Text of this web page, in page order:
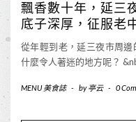
飄香數十年，延三
底子深厚，征服老
從年輕到老，延三夜市周
什麼令人著迷的地方呢？
MENU 美食誌 - by亭云 - 0